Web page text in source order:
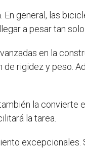
general, las
a pesar tan solo
en la
rigidez y peso.
la convierte
la tarea.
excepcionales.